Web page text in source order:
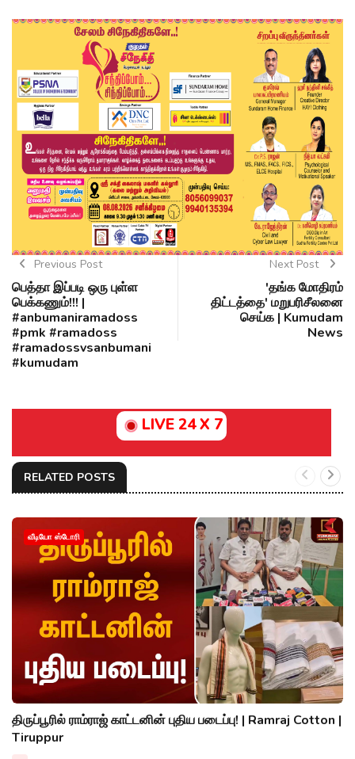
Previous Post
பெத்தா இப்படி ஒரு புள்ள
பெக்கணும்!!! |
#anbumaniramadoss
#pmk #ramadoss
#ramadossvsanbumani
#kumudam
Next Post
'தங்க மோதிரம்
திட்டத்தை' மறுபரிசீலனை
செய்க | Kumudam
News
LIVE 24 X 7
RELATED POSTS
வீடியோ ஸ்டோரி
திருப்பூரில் ராம்ராஜ் காட்டனின் புதிய படைப்பு! | Ramraj Cotton |
Tiruppur